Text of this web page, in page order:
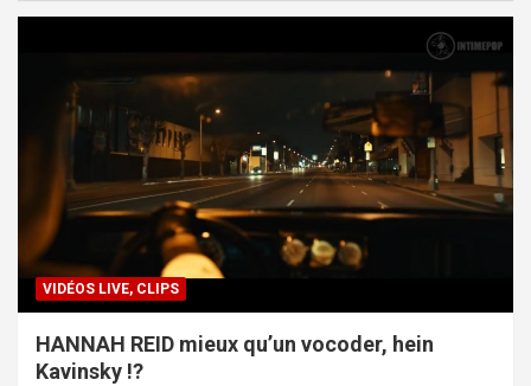
VIDÉOS LIVE, CLIPS
HANNAH REID mieux qu’un vocoder, hein
Kavinsky !?